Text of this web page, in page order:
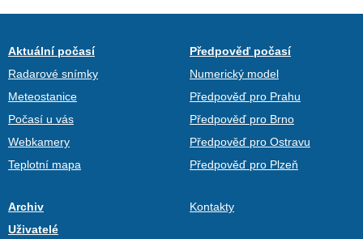
Aktuální počasí
Radarové snímky
Meteostanice
Počasí u vás
Webkamery
Teplotní mapa
Předpověď počasí
Numerický model
Předpověď pro Prahu
Předpověď pro Brno
Předpověď pro Ostravu
Předpověď pro Plzeň
Archiv
Uživatelé
Kontakty